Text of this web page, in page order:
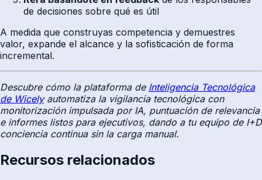
de decisiones sobre qué es útil
A medida que construyas competencia y demuestres
valor, expande el alcance y la sofisticación de forma
incremental.
Descubre cómo la plataforma de Inteligencia Tecnológica
de Wicelyautomatiza la vigilancia tecnológica con
monitorización impulsada por IA, puntuación de relevancia
e informes listos para ejecutivos, dando a tu equipo de I+D
conciencia continua sin la carga manual.
Recursos relacionados